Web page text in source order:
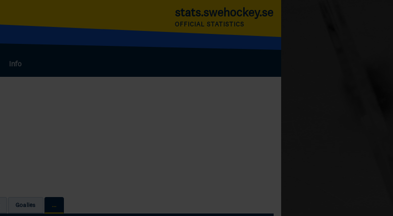
Info
stats.swehockey.se
OFFICIAL STATISTICS
Goalies ...